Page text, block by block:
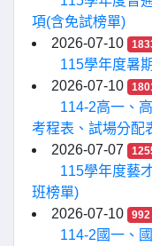
項(含免試榜單)
2026-07-10
115學年度暑
2026-07-10
114-2高一、
考程表、試場分配
2026-07-07
115學年度藝
班榜單)
2026-07-10
992
114-2國一、